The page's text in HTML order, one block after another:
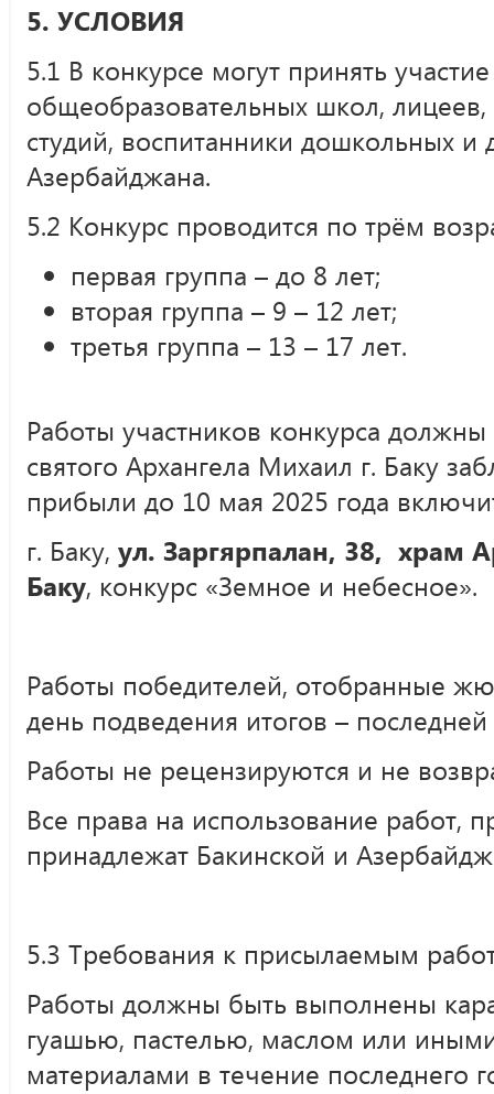
5. УСЛОВИЯ
5.1 В конкурсе могут принять
общеобразовательных школ,
студий, воспитанники дошкольных и
Азербайджана.
5.2 Конкурс проводится по трём
первая группа – до 8 лет;
вторая группа – 9 – 12 лет;
третья группа – 13 – 17 лет.
Работы участников конкурса
святого Архангела Михаил г. Баку
прибыли до 10 мая 2025 года
г. Баку, ул. Заргярпалан, 38, храм
Баку, конкурс «Земное и небесное».
Работы победителей, отобранные
день подведения итогов –
Работы не рецензируются и не
Все права на использование работ,
принадлежат Бакинской и
5.3 Требования к присылаемым
Работы должны быть выполнены
гуашью, пастелью, маслом или
материалами в течение последнего